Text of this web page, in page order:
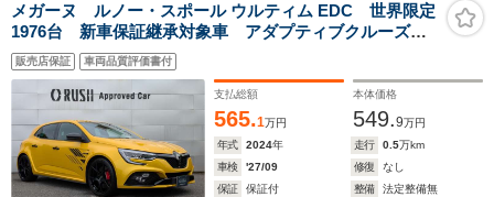
メガーヌ ルノー・スポール ウルティム EDC 世界限定
1976台 新車保証継承対象車 アダプティブクルーズコ
ントロール レーンディパーチャーウォーニング LED
ヘッドライト RECARO製フロントパケットシート
BOSEサウンドシステム
販売店保証 車両品質評価書付
支払総額
565.1万円
本体価格
549.9万円
年式
2024年 走行 0.5万km
車検
'27/09 修復
なし
保証
保証付 整備
法定整備無